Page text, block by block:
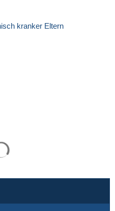
kranker Eltern